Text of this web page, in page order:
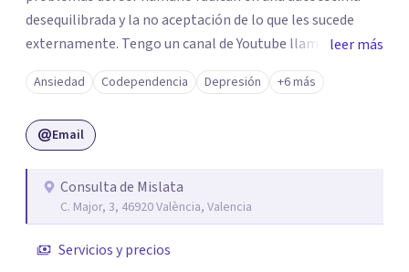
desequilibrada y la no aceptación de lo que les sucede
externamente. Tengo un canal de Youtube llamado
"Esther Psicóloga a tu lado" en el que comparto
gratuitamente mis conocimientos de psicología
mediante talleres de autoestima, dependencia
emocional, inteligencia emocional, comunicación
todas las terapias que he aprendido y sigo aprendiendo.
Me gustaría conocerte con una breve entrevista para
el que estés atravesando.
leer más
Ansiedad Codependencia Depresión +6 más
Email
Consulta de Mislata
C. Major, 3, 46920 València, Valencia
Servicios y precios